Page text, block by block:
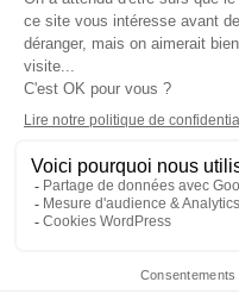
Contactez-nous-
confidentialité-Gestion des